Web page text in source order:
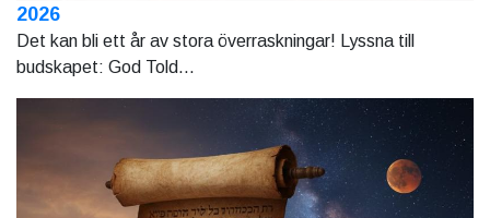
2026
Det kan bli ett år av stora överraskningar! Lyssna till
budskapet: God Told...